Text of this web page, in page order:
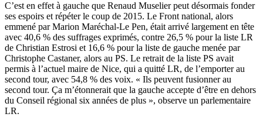
C’est en effet à gauche que Renaud Muselier peut désormais fonder
ses espoirs et répéter le coup de 2015. Le Front national, alors
emmené par Marion Maréchal-Le Pen, était arrivé largement en tête
avec 40,6 % des suffrages exprimés, contre 26,5 % pour la liste LR
de Christian Estrosi et 16,6 % pour la liste de gauche menée par
Christophe Castaner, alors au PS. Le retrait de la liste PS avait
permis à l’actuel maire de Nice, qui a quitté LR, de l’emporter au
second tour, avec 54,8 % des voix. « Ils peuvent fusionner au
second tour. Ça m’étonnerait que la gauche accepte d’être en dehors
du Conseil régional six années de plus », observe un parlementaire
LR.